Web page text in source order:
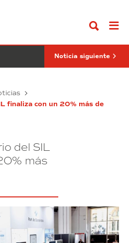
estrena
como
Sustainability
Noticia siguiente
finaliza con un 20% más de
del SIL
más
por
la
vertical
Sustainability